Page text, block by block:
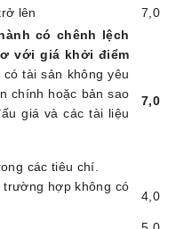
lên 7 ,0
có chênh lệch
với giá khởi điểm
tài sản không yêu
chính hoặc bản sao
giá và các tài liệu
các tiêu chí.
7,0
trường hợp không có
4 ,0